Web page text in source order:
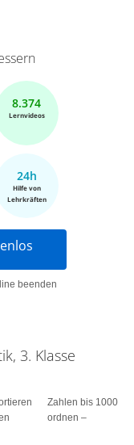
8.374
Lernvideos
24h
Hilfe von
Lehrkräften
beenden
3. Klasse
Zahlen bis 1000
ordnen –